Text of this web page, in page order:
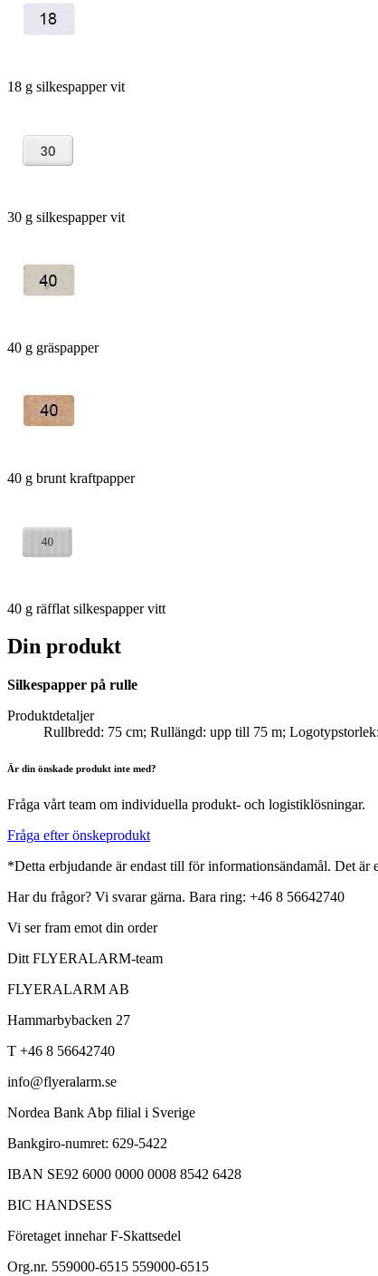
18 g silkespapper vit
30 g silkespapper vit
40 g gräspapper
40 g brunt kraftpapper
40 g räfflat silkespapper vitt
Din produkt
Silkespapper på rulle
Produktdetaljer
Rullbredd: 75 cm; Rullängd: upp till 75 m;
Är din önskade produkt inte med?
Fråga vårt team om individuella produkt- och logistiklösningar.
Fråga efter önskeprodukt
*Detta erbjudande är endast till för informationsändamål. Det
Har du frågor? Vi svarar gärna. Bara ring: +46 8 56642740
Vi ser fram emot din order
Ditt FLYERALARM-team
FLYERALARM AB
Hammarbybacken 27
T +46 8 56642740
info@flyeralarm.se
Nordea Bank Abp filial i Sverige
Bankgiro-numret: 629-5422
IBAN SE92 6000 0000 0008 8542 6428
BIC HANDSESS
Företaget innehar F-Skattsedel
Org.nr. 559000-6515 559000-6515